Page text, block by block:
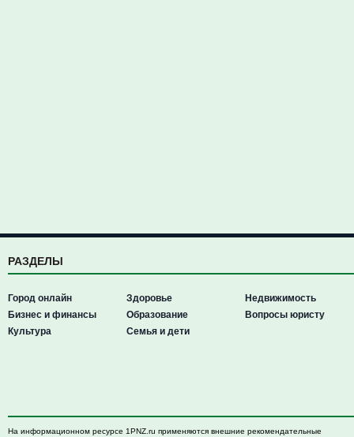
РАЗДЕЛЫ
Город онлайн
Бизнес и финансы
Культура
Здоровье
Образование
Семья и дети
Недвижимость
Вопросы юристу
На информационном ресурсе 1PNZ.ru применяются внешние рекомендательные